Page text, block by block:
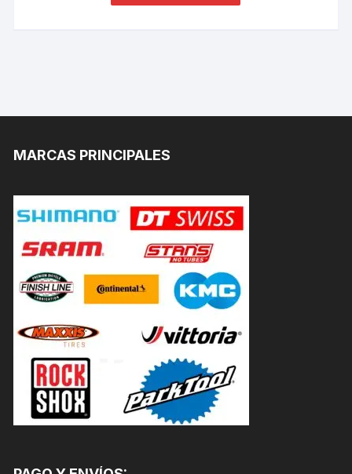
MARCAS PRINCIPALES